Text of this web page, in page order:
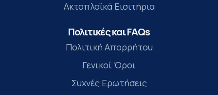
Ακτοπλοϊκά Εισιτήρια
Πολιτικές και FAQs
Πολιτική Απορρήτου
Γενικοί Όροι
Συχνές Ερωτήσεις